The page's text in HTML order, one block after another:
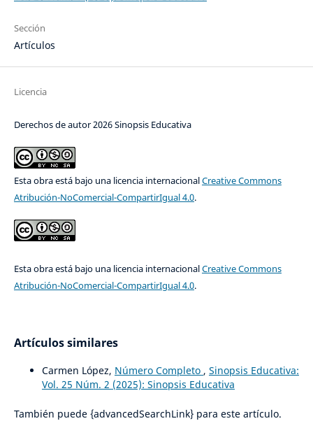
Sección
Artículos
Licencia
Derechos de autor 2026 Sinopsis Educativa
Esta obra está bajo una licencia internacionalCreative Commons
Atribución-NoComercial-CompartirIgual 4.0.
Esta obra está bajo una licencia internacionalCreative Commons
Atribución-NoComercial-CompartirIgual 4.0.
Artículos similares
Carmen López, Número Completo , Sinopsis Educativa:
Vol. 25 Núm. 2 (2025): Sinopsis Educativa
También puede {advancedSearchLink} para este artículo.